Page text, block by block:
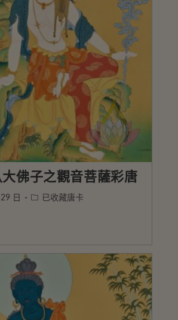
佛子之觀音菩薩彩唐
日 已收藏唐卡